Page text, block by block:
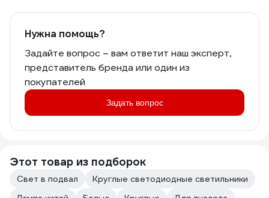
Нужна помощь?
Задайте вопрос – вам ответит наш эксперт,
представитель бренда или один из
покупателей
Задать вопрос
Этот товар из подборок
Свет в подвал
Круглые светодиодные светильники